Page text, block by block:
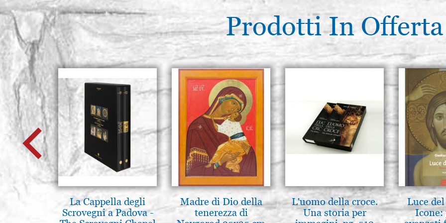
Prodotti In Offerta
La Cappella degli
Scrovegni a Padova -
Madre di Dio della
tenerezza di
L'uomo della croce.
Una storia per
Luce
Icone: